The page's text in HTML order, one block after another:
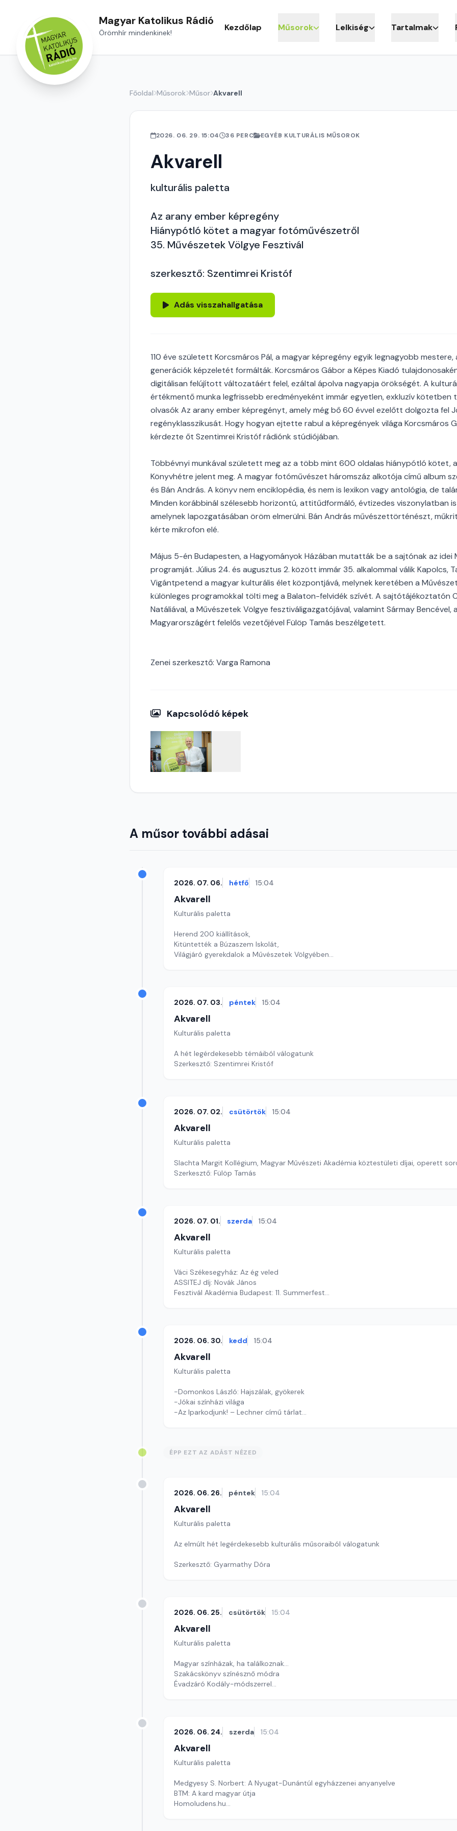
Magyar Katolikus Rádió
Örömhír mindenkinek! Kezdőlap Műsorok Lelkiség Tartalmak
Főoldal Műsorok Műsor Akvarell
2026. 06. 29. 15:04 36 PERC EGYÉB KULTURÁLIS MŰSOROK
Akvarell
kulturális paletta
Az arany ember képregény
Hiánypótló kötet a magyar fotóművészetről
35. Művészetek Völgye Fesztivál
szerkesztő: Szentimrei Kristóf
Adás visszahallgatása
110 éve született Korcsmáros Pál, a magyar képregény egyik legnagyobb mestere,
generációk képzeletét formálták. Korcsmáros Gábor a Képes Kiadó
digitálisan felújított változatáért felel, ezáltal ápolva nagyapja örökségét. A
értékmentő munka legfrissebb eredményeként immár egyetlen, exkluzív kötetben
olvasók Az arany ember képregényt, amely még bő 60 évvel ezelőtt dolgozta fel
regényklasszikusát. Hogy hogyan ejtette rabul a képregények világa Korcsmáros
kérdezte őt Szentimrei Kristóf rádiónk stúdiójában.
Többévnyi munkával született meg az a több mint 600 oldalas hiánypótló kötet,
Könyvhétre jelent meg. A magyar fotóművészet háromszáz alkotója című album
és Bán András. A könyv nem enciklopédia, és nem is lexikon vagy antológia, de
Minden korábbinál szélesebb horizontú, attitűdformáló, évtizedes viszonylatban
amelynek lapozgatásában öröm elmerülni. Bán András művészettörténészt,
kérte mikrofon elé.
Május 5-én Budapesten, a Hagyományok Házában mutatták be a sajtónak az idei
programját. Július 24. és augusztus 2. között immár 35. alkalommal válik Kapolcs,
Vigántpetend a magyar kulturális élet központjává, melynek keretében a
különleges programokkal tölti meg a Balaton-felvidék szívét. A sajtótájékoztatón
Natáliával, a Művészetek Völgye fesztiváligazgatójával, valamint Sármay Bencével,
Magyarországért felelős vezetőjével Fülöp Tamás beszélgetett.
Zenei szerkesztő: Varga Ramona
Kapcsolódó képek
A műsor további adásai
2026. 07. 06. hétfő 15:04
Akvarell
Kulturális paletta
Herend 200 kiállítások,
Kitüntették a Búzaszem Iskolát,
Világjáró gyerekdalok a Művészetek Völgyében
2026. 07. 03. péntek 15:04
Akvarell
Kulturális paletta
A hét legérdekesebb témáiból válogatunk
Szerkesztő: Szentimrei Kristóf
2026. 07. 02. csütörtök 15:04
Akvarell
Kulturális paletta
Slachta Margit Kollégium, Magyar Művészeti Akadémia köztestületi díjai, operett
Szerkesztő: Fülöp Tamás
2026. 07. 01. szerda 15:04
Akvarell
Kulturális paletta
Váci Székesegyház: Az ég veled
ASSITEJ díj: Novák János
Fesztivál Akadémia Budapest: 11. Summerfest
2026. 06. 30. kedd 15:04
Akvarell
Kulturális paletta
-Domonkos László: Hajszálak, gyökerek
-Jókai színházi világa
-Az Iparkodjunk! – Lechner című tárlat
ÉPP EZT AZ ADÁST NÉZED
2026. 06. 26. péntek 15:04
Akvarell
Kulturális paletta
Az elmúlt hét legérdekesebb kulturális műsoraiból válogatunk
Szerkesztő: Gyarmathy Dóra
2026. 06. 25. csütörtök 15:04
Akvarell
Kulturális paletta
Magyar színházak, ha találkoznak…
Szakácskönyv színésznő módra
Évadzáró Kodály-módszerrel
2026. 06. 24. szerda 15:04
Akvarell
Kulturális paletta
Medgyesy S. Norbert: A Nyugat-Dunántúl egyházzenei anyanyelve
BTM: A kard magyar útja
Homoludens.hu